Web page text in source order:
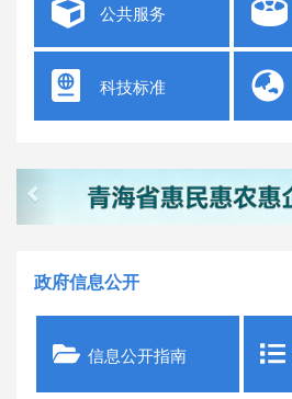
公共服务
科技标准
Previous
政府信息公开
信息公开指南